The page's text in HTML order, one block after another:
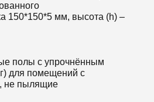
150*150*5 мм, высота (h) –
полы с упрочнённым
для помещений с
не пылящие